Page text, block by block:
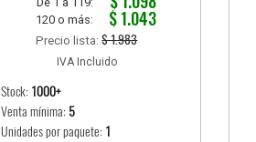
120 o más: $ 1.043
Precio lista:$ 1.983
IVA Incluido
Stock: 1000+
Venta mínima: 5
Unidades por paquete: 1